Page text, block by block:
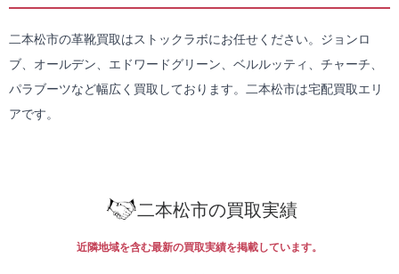
二本松市の革靴買取はストックラボにお任せください。ジョンロ
ブ、オールデン、エドワードグリーン、ベルルッティ、チャーチ、
パラブーツなど幅広く買取しております。二本松市は宅配買取エリ
アです。
二本松市の買取実績
近隣地域を含む最新の買取実績を掲載しています。